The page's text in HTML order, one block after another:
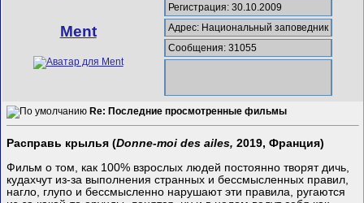
Ment
Регистрация: 30.10.2009
Адрес: Национальный заповедник
Сообщения: 31055
Re: Последние просмотренные фильмы
Расправь крылья (Donne-moi des ailes,2019, Франция)
Фильм о том, как 100% взрослых людей постоянно творят дичь,
кудахчут из-за выполнения странных и бессмысленных правил,
нагло, глупо и бессмысленно нарушают эти правила, ругаются